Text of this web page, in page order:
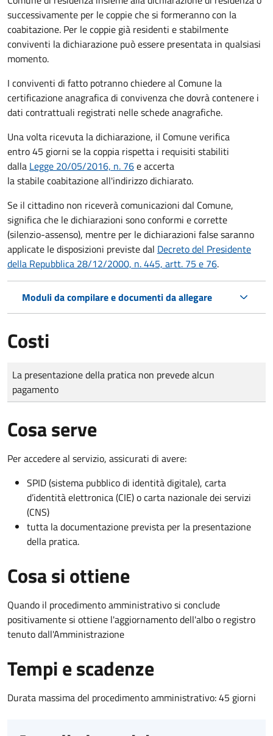
successivamente per le coppie che si formeranno con la
coabitazione. Per le coppie già residenti e stabilmente
conviventi la dichiarazione può essere presentata in qualsiasi
momento.
I conviventi di fatto potranno chiedere al Comune la
certificazione anagrafica di convivenza che dovrà contenere i
dati contrattuali registrati nelle schede anagrafiche.
Una volta ricevuta la dichiarazione, il Comune verifica
entro 45 giorni se la coppia rispetta i requisiti stabiliti
dalla Legge 20/05/2016, n. 76e accerta
la stabile coabitazione all'indirizzo dichiarato.
Se il cittadino non riceverà comunicazioni dal Comune,
significa che le dichiarazioni sono conformi e corrette
(silenzio-assenso), mentre per le dichiarazioni false saranno
applicate le disposizioni previste dal Decreto del Presidente
della Repubblica 28/12/2000, n. 445, artt. 75 e 76.
Moduli da compilare e documenti da allegare
Costi
Tipo di pagamento
Importo
La presentazione della pratica non prevede alcun
pagamento
Cosa serve
Per accedere al servizio, assicurati di avere:
SPID (sistema pubblico di identità digitale), carta
d’identità elettronica (CIE) o carta nazionale dei servizi
(CNS)
tutta la documentazione prevista per la presentazione
della pratica.
Cosa si ottiene
Quando il procedimento amministrativo si conclude
positivamente si ottiene l'aggiornamento dell'albo o registro
tenuto dall'Amministrazione
Tempi e scadenze
Durata massima del procedimento amministrativo: 45 giorni